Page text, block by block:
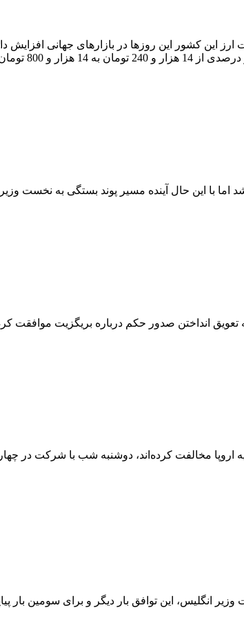
این کشور این‌ روزها در بازارهای جهانی افزایش
رسیده است.
با این حال آینده مسیر پوند بستگی به نخست
تعویق انداختن صدور حکم درباره بریگزیت
اروپا مخالفت کرده‌اند، دوشنبه شب با شرکت در
انگلیس، این توافق بار دیگر و برای سومین بار